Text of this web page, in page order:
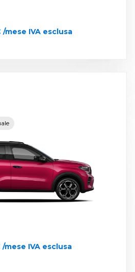
/mese IVA esclusa
mese IVA esclusa